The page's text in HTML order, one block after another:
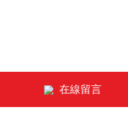
在線留言